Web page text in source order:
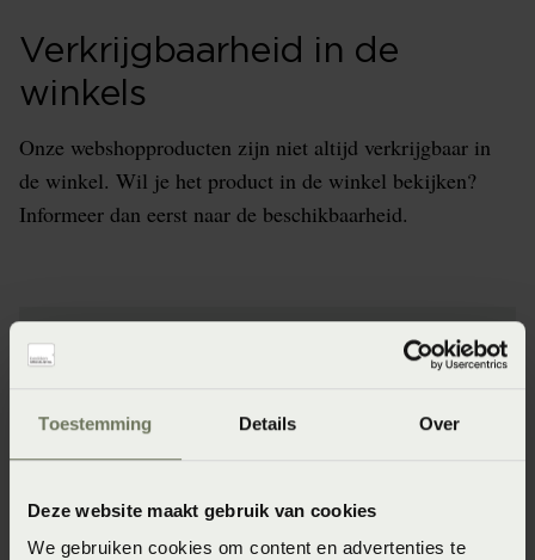
Toestemming Details Over
Deze website maakt gebruik van cookies
We gebruiken cookies om content en advertenties te
Verkrijgbaarheid in de
winkels
Onze webshopproducten zijn niet altijd verkrijgbaar in
de winkel. Wil je het product in de winkel bekijken?
Informeer dan eerst naar de beschikbaarheid.
Specificaties
Artikelnummer
8720791097721
Specifiek materiaal
260 gram per m2